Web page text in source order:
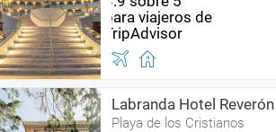
Labranda Hotel
Playa de los Cristianos